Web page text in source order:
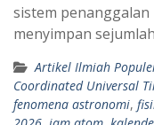
sistem
menyimpan sejumlah
Artikel Ilmiah
Coordinated Universal
fenomena astronomi,